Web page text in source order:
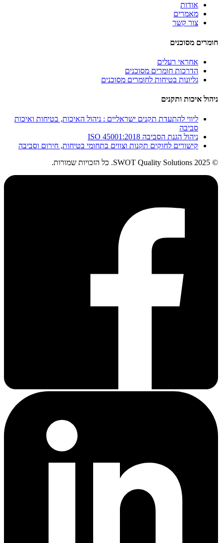
אודות
מאמרים
צור קשר
חומרים מסוכנים
אחראי רעלים
הדרכות חומרים מסוכנים
גליונות בטיחות לחומרים מסוכנים
ניהול איכות ותקנים
ליווי להתעדת תקנים ישראליים : ניהול האיכות, בטיחות ואיכות
סביבה
ניהול הגנת הסביבה ISO 45001:2018
קישורים לחוקים תקנות וצווים בתחומי בטיחות, חירום וסביבה
© 2025 SWOT Quality Solutions. כל הזכויות שמורות.